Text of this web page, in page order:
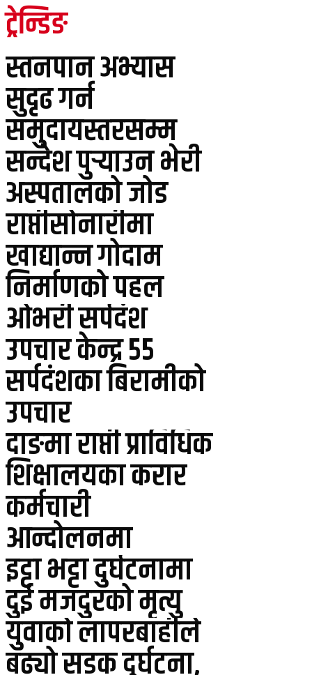
ट्रेन्डिङ
स्तनपान अभ्यास
सुदृढ गर्न
समुदायस्तरसम्म
सन्देश पुर्‍याउन भेरी
अस्पतालको जोड
राप्तीसोनारीमा
खाद्यान्न गोदाम
निर्माणको पहल
ओभरी सर्पदंश
उपचार केन्द्र ५५
सर्पदंशका बिरामीको
उपचार
दाङमा राप्ती प्राविधिक
शिक्षालयका करार
कर्मचारी
आन्दोलनमा
इट्टा भट्टा दुर्घटनामा
दुई मजदुरको मृत्यु
युवाको लापरबाहीले
बढ्यो सडक दुर्घटना,